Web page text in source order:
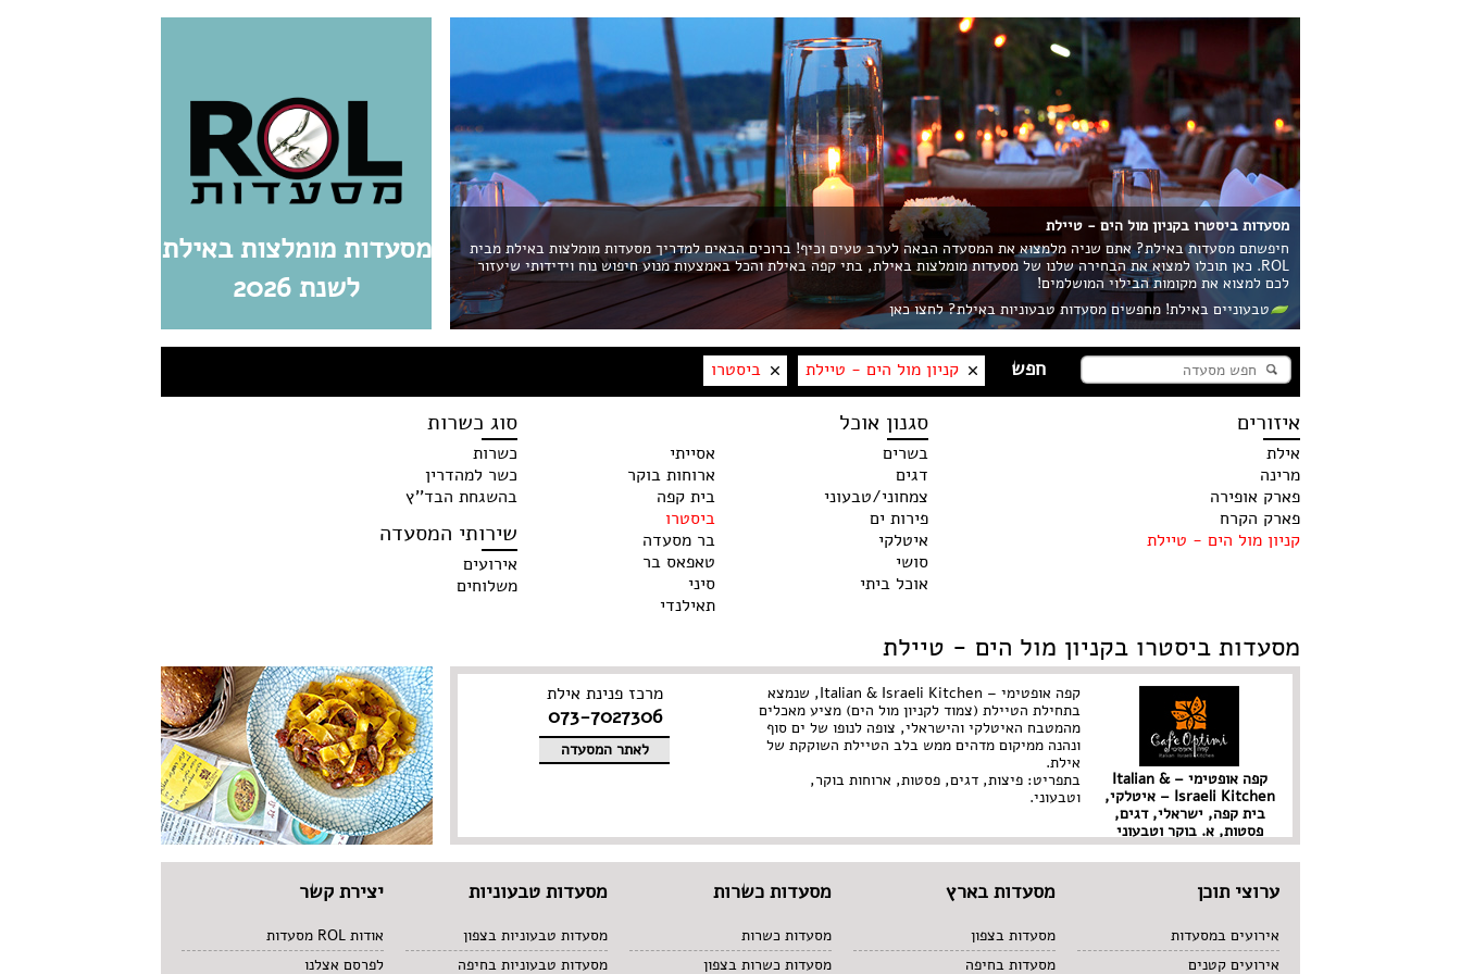
מסעדות מומלצות באילת
לשנת 2026
מסעדות ביסטרו בקניון מול הים - טיילת
חיפשתם מסעדות באילת? אתם שניה מלמצוא את המסעדה הבאה לערב טעים וכיף! ברוכים הבאים למדריך מסעדות מומלצות באילת מבית
ROL. כאן תוכלו למצוא את הבחירה שלנו של מסעדות מומלצות באילת, בתי קפה באילת והכל באמצעות מנוע חיפוש נוח וידידותי שיעזור
לכם למצוא את מקומות הבילוי המושלמים!
טבעוניים באילת! מחפשים מסעדות טבעוניות באילת? לחצו כאן
קניון מול הים - טיילת ביסטרו
איזורים
אילת
מרינה
פארק אופירה
פארק הקרח
קניון מול הים - טיילת
סגנון אוכל
בשרים
דגים
צמחוני/טבעוני
פירות ים
איטלקי
סושי
אוכל ביתי
אסייתי
ארוחות בוקר
בית קפה
ביסטרו
בר מסעדה
טאפאס בר
סיני
תאילנדי
סוג כשרות
כשרות
כשר למהדרין
בהשגחת הבד''ץ
שירותי המסעדה
אירועים
משלוחים
מסעדות ביסטרו בקניון מול הים - טיילת
קפה אופטימי – Italian &
Israeli Kitchen – איטלקי,
בית קפה, ישראלי, דגים,
פסטות, א. בוקר וטבעוני
קפה אופטימי – Italian & Israeli Kitchen, שנמצא
בתחילת הטיילת (צמוד לקניון מול הים) מציע מאכלים
מהמטבח האיטלקי והישראלי, צופה לנופו של ים סוף
ונהנה ממיקום מדהים ממש בלב הטיילת השוקקת של
אילת.
בתפריט: פיצות, דגים, פסטות, ארוחות בוקר,
וטבעוני.
מרכז פנינת אילת
073-7027306
לאתר המסעדה
ערוצי תוכן
אירועים במסעדות
אירועים קטנים
מסעדות בארץ
מסעדות בצפון
מסעדות בחיפה
מסעדות כשרות
מסעדות כשרות
מסעדות כשרות בצפון
מסעדות טבעוניות
מסעדות טבעוניות בצפון
מסעדות טבעוניות בחיפה
יצירת קשר
אודות ROL מסעדות
לפרסם אצלנו